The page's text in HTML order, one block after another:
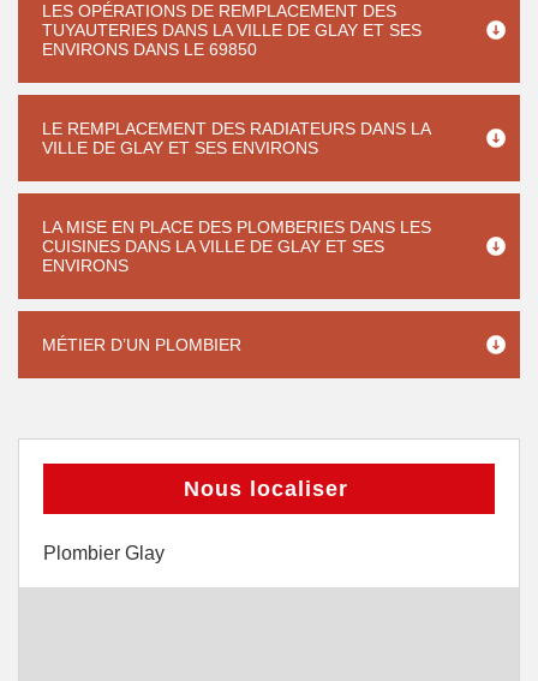
LES OPÉRATIONS DE REMPLACEMENT DES
TUYAUTERIES DANS LA VILLE DE GLAY ET SES
ENVIRONS DANS LE 69850
LE REMPLACEMENT DES RADIATEURS DANS LA
VILLE DE GLAY ET SES ENVIRONS
LA MISE EN PLACE DES PLOMBERIES DANS LES
CUISINES DANS LA VILLE DE GLAY ET SES
ENVIRONS
MÉTIER D’UN PLOMBIER
Nous localiser
Plombier Glay